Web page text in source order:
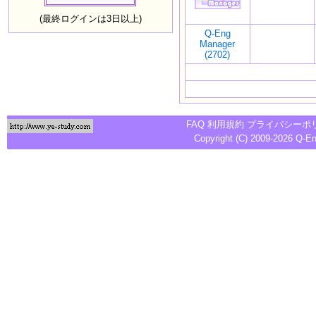
(最終ログインは3日以上)
Q-Eng
Manager
(2702)
FAQ 利用規約 プライバシーポ
Copyright (C) 2009-2026 Q-